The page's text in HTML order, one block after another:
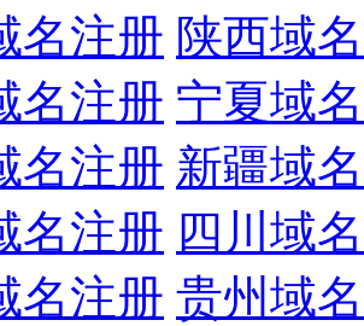
名注册 陕西域
名注册 宁夏域
名注册 新疆域
名注册 四川域
名注册 贵州域